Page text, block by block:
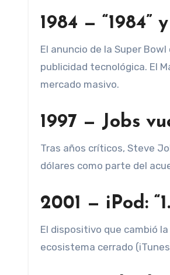
1984 — “1984”
El anuncio de la Super
publicidad tecnológica. El
mercado masivo.
1997 — Jobs
Tras años críticos, Steve
dólares como parte del
2001 — iPod:
El dispositivo que cambió
ecosistema cerrado